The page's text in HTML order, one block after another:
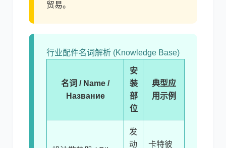
贸易。
行业配件名词解析 (Knowledge Base)
名词 / Name /
Название
安
装
部
位
典型应
用示例
发
动
卡特彼